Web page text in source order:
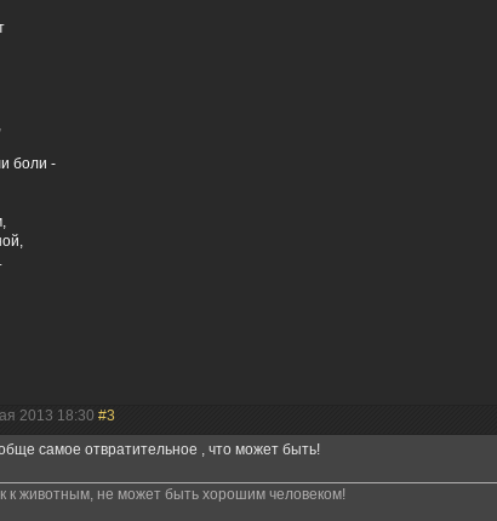
боли -
2013 18:30 #3
самое отвратительное , что может быть!
к животным, не может быть хорошим человеком!